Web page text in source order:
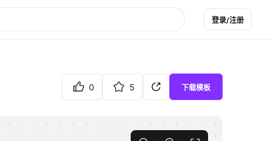
登录/注册
0 5 下载模板